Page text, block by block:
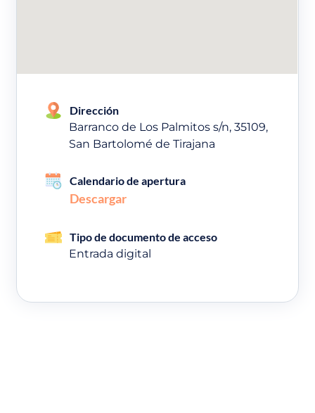
Dirección
Barranco de Los Palmitos s/n, 35109,
San Bartolomé de Tirajana
Calendario de apertura
Descargar
Tipo de documento de acceso
Entrada digital